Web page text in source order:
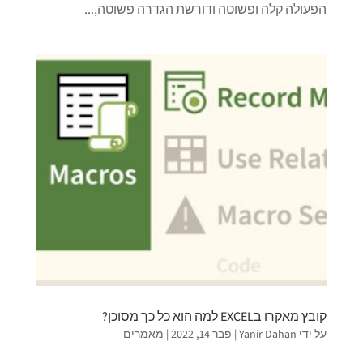
הפעולה קלה ופשוטה ודורשת הגדרה פשוטה,...
קובץ מאקרו בEXCEL למה הוא כל כך מסוכן?
על ידי Yanir Dahan
| פבר 14, 2022 | מאמרים